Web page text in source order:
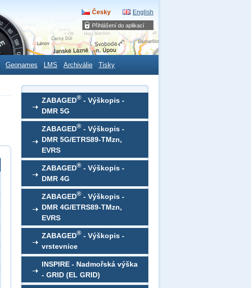
Přihlášení do aplikací
Česky English
Geonames LMS Archiválie Tisky
ZABAGED® - Výškopis -
DMR 5G
ZABAGED® - Výškopis -
DMR 5G/ETRS89-TMzn,
EVRS
ZABAGED® - Výškopis -
DMR 4G
ZABAGED® - Výškopis -
DMR 4G/ETRS89-TMzn,
EVRS
ZABAGED® - Výškopis -
vrstevnice
INSPIRE - Nadmořská výška
- GRID (EL GRID)